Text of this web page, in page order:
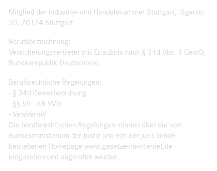
Mitglied der Industrie- und Handelskammer Stuttgart, Jägerstr.
30, 70174 Stuttgart
Berufsbezeichnung:
Versicherungsvertreter mit Erlaubnis nach § 34d Abs. 1 GewO;
Bundesrepublik Deutschland
Berufsrechtliche Regelungen:
- § 34d Gewerbeordnung
- §§ 59 - 68 VVG
- VersVermV
Die berufsrechtlichen Regelungen können über die vom
Bundesministerium der Justiz und von der juris GmbH
betriebenen Homepage www.gesetze-im-internet.de
eingesehen und abgerufen werden.